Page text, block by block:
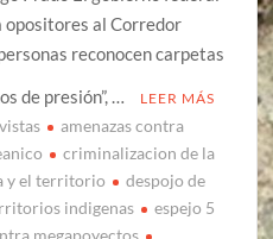
opositores al Corredor
reconocen carpetas
de presión”, …
LEER MÁS
amenazas contra
criminalizacion de la
y el territorio
despojo de
indigenas
espejo 5